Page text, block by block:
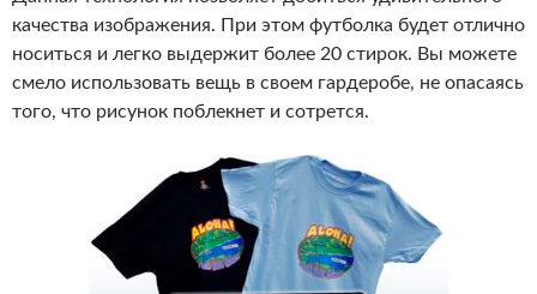
качества изображения. При этом футболка будет отлично
носиться и легко выдержит более 20 стирок. Вы можете
смело использовать вещь в своем гардеробе, не опасаясь
того, что рисунок поблекнет и сотрется.